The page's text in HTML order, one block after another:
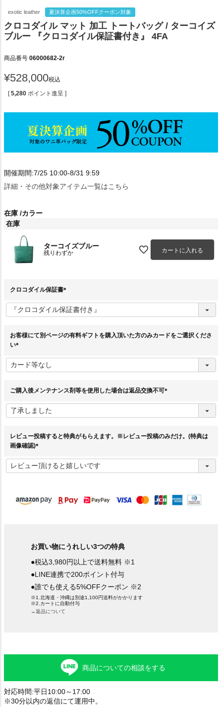
exotic leather 夏決算企画50%OFFクーポン対象
クロコダイル マット 加工 トートバッグ / ターコイズ
ブルー 『クロコダイル保証書付き』 4FA
商品番号 06000682-2r
¥528,000税込
[ 5,280 ポイント進呈 ]
開催期間:7/25 10:00-8/31 9:59
詳細・その他対象アイテム一覧はこちら
在庫 カラー
在庫
ターコイズブルー
残りわずか カートに入れる
クロコダイル保証書
必
須
お客様にて別ページの有料ギフトを購入頂いた方のみカードをご選択くださ
い
必
須
ご購入後メンテナンス剤等を使用した場合は返品交換不可
須
レビュー投稿すると特典がもらえます。※レビュー投稿のみだけ。(特典は
画像確認)
必
須
お買い物にうれしい3つの特典
●税込3,980円以上で送料無料 ※1
●LINE連携で200ポイント付与
●誰でも使える5%OFFクーポン ※2
※1.北海道・沖縄は別途1,100円送料がかかります
※2.カートに自動付与
→返品について
商品についての相談をする
対応時間:平日10:00～17:00
※30分以内の返信にて運用中。